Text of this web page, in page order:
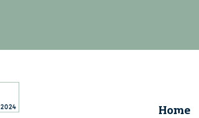
Home